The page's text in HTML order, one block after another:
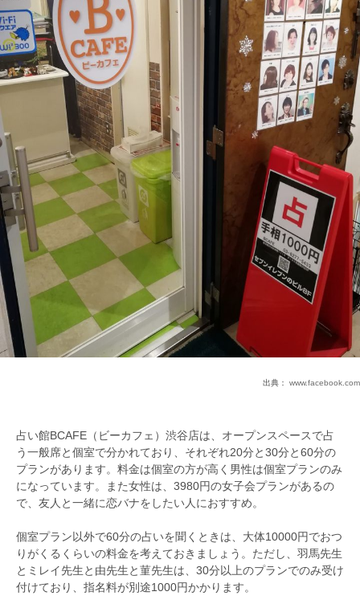
出典： www.facebook.com
占い館BCAFE（ビーカフェ）渋谷店は、オープンスペースで占
う一般席と個室で分かれており、それぞれ20分と30分と60分の
プランがあります。料金は個室の方が高く男性は個室プランのみ
になっています。また女性は、3980円の女子会プランがあるの
で、友人と一緒に恋バナをしたい人におすすめ。
個室プラン以外で60分の占いを聞くときは、大体10000円でおつ
りがくるくらいの料金を考えておきましょう。ただし、羽馬先生
とミレイ先生と由先生と菫先生は、30分以上のプランでのみ受け
付けており、指名料が別途1000円かかります。